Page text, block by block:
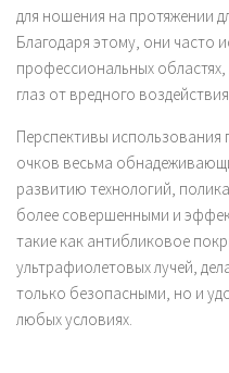
для ношения на протяжении
Благодаря этому, они часто
профессиональных
глаз от вредного
Перспективы
очков весьма
развитию технологий,
более совершенными и
такие как антибликовое
ультрафиолетовых лучей,
только безопасными, но и
любых условиях.